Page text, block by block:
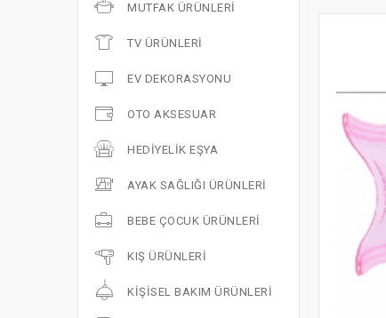
MUTFAK ÜRÜNLERI
TV ÜRÜNLERI
EV DEKORASYONU
OTO AKSESUAR
HEDIYELIK EŞYA
AYAK SAĞLIĞI ÜRÜNLERI
BEBE ÇOCUK ÜRÜNLERI
KIŞ ÜRÜNLERI
KIŞISEL BAKIM ÜRÜNLERI